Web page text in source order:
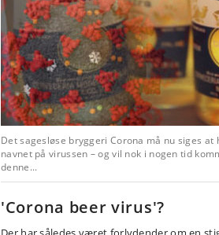
Det sagesløse bryggeri Corona må nu siges
navnet på virussen – og vil nok i nogen tid
denne...
'Corona beer virus'?